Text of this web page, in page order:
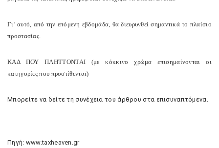
Γι’ αυτό, από την επόμενη εβδομάδα, θα διευρυνθεί σημαντικά το πλαίσιο
προστασίας.
ΚΑΔ ΠΟΥ ΠΛΗΤΤΟΝΤΑΙ (με κόκκινο χρώμα επισημαίνονται οι
κατηγορίες που προστίθενται)
Μπορείτε να δείτε τη συνέχεια του άρθρου στα επισυναπτόμενα.
Πηγή: www.taxheaven.gr